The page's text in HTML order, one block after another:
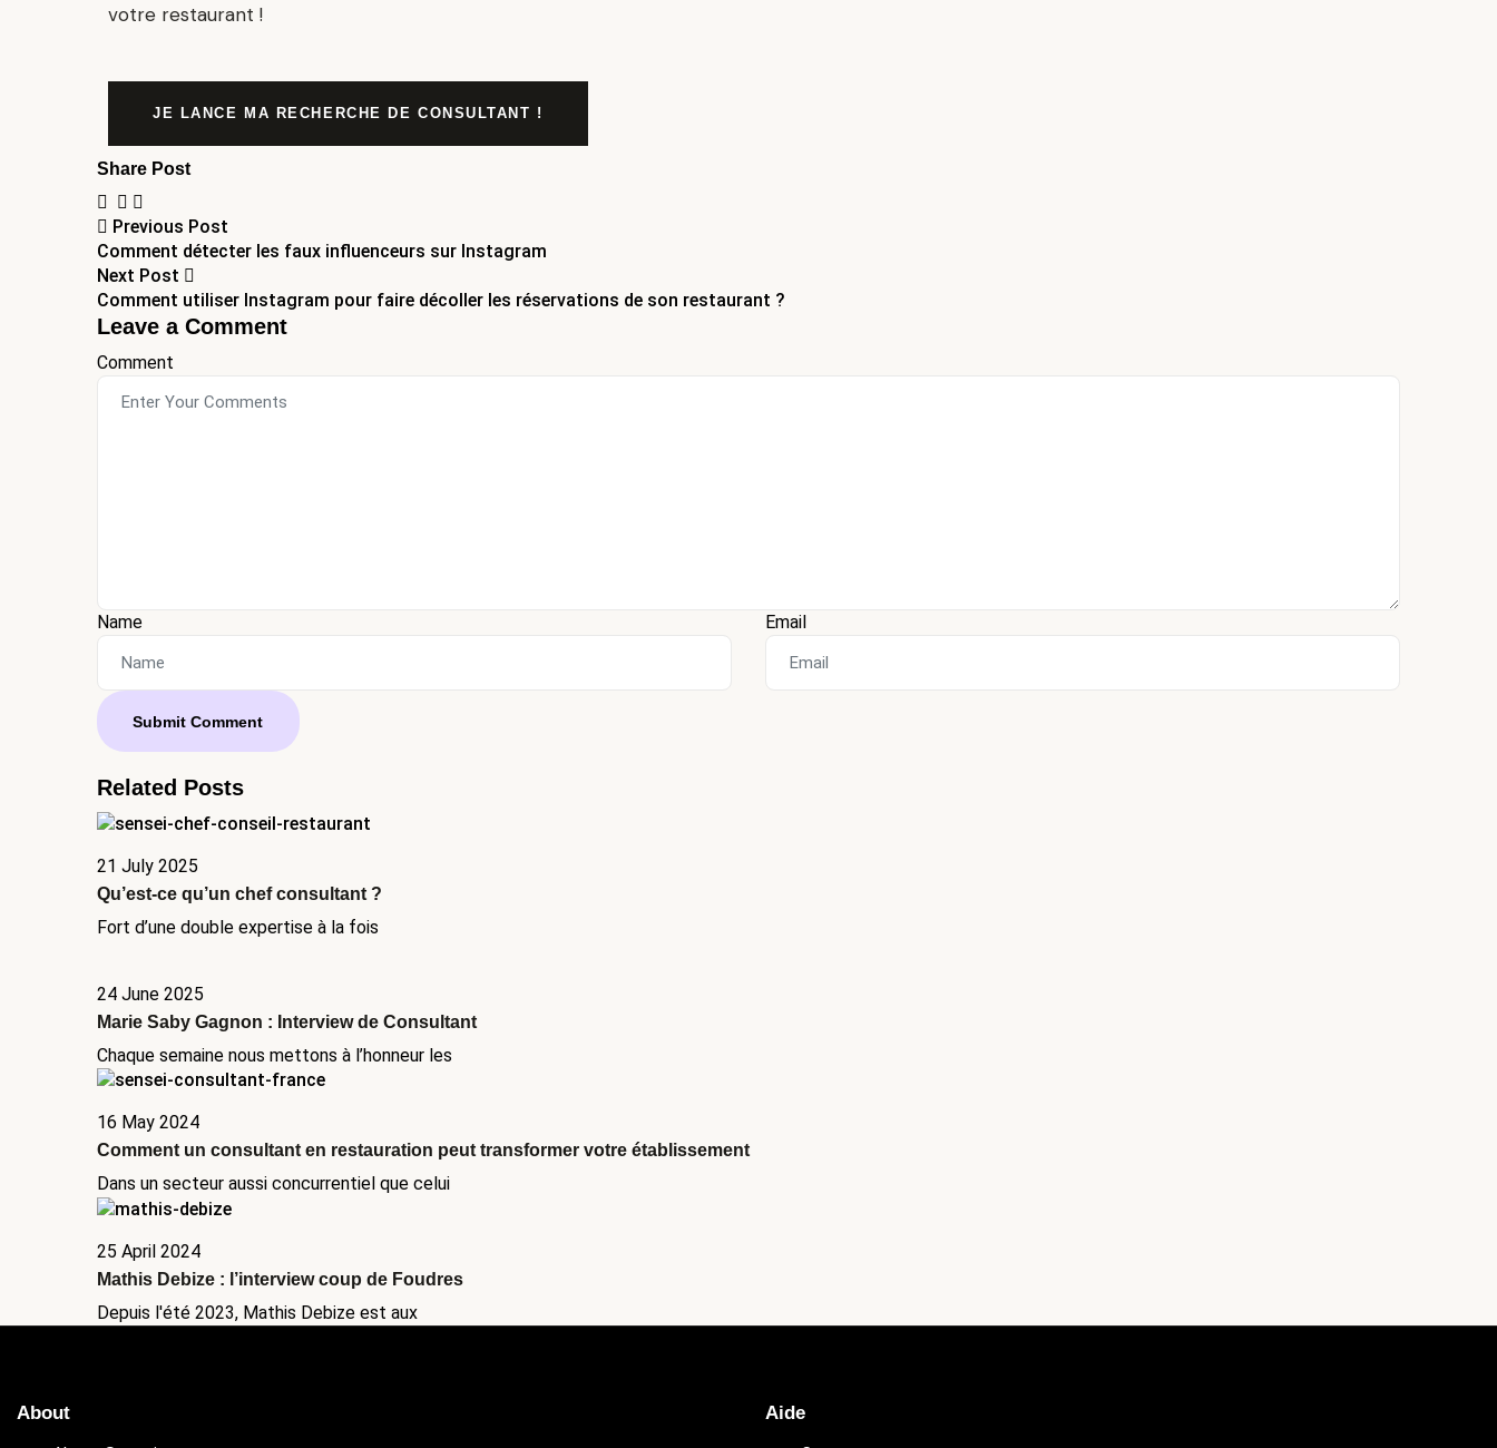
votre restaurant !
JE LANCE MA RECHERCHE DE CONSULTANT !
Share Post
Previous Post
Comment détecter les faux influenceurs sur Instagram
Next Post
Comment utiliser Instagram pour faire décoller les réservations de son restaurant ?
Leave a Comment
Comment
Name Email
Related Posts
21 July 2025
Qu’est-ce qu’un chef consultant ?
Fort d’une double expertise à la fois
24 June 2025
Marie Saby Gagnon : Interview de Consultant
Chaque semaine nous mettons à l’honneur les
16 May 2024
Comment un consultant en restauration peut transformer votre établissement
Dans un secteur aussi concurrentiel que celui
25 April 2024
Mathis Debize : l’interview coup de Foudres
Depuis l'été 2023, Mathis Debize est aux
About
Aide